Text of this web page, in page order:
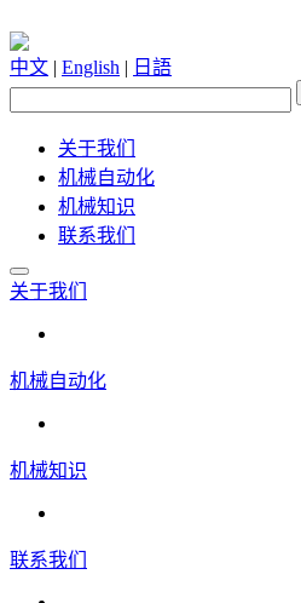
中文 | English | 日語
关于我们
机械自动化
机械知识
联系我们
关于我们
机械自动化
机械知识
联系我们